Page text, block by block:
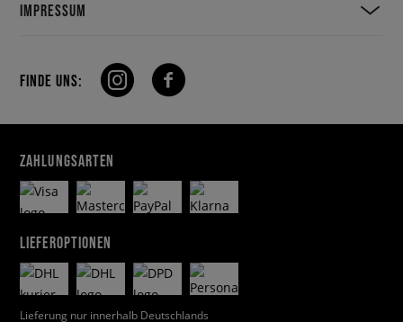
IMPRESSUM
FINDE UNS:
ZAHLUNGSARTEN
LIEFEROPTIONEN
Lieferung nur innerhalb Deutschlands